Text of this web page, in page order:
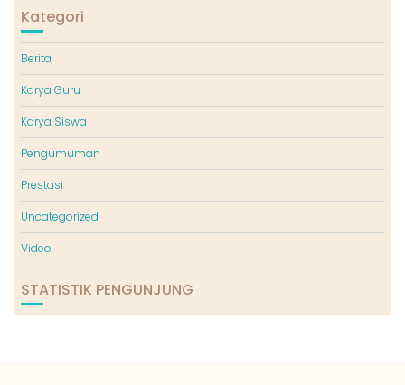
Kategori
Berita
Karya Guru
Karya Siswa
Pengumuman
Prestasi
Uncategorized
Video
STATISTIK PENGUNJUNG